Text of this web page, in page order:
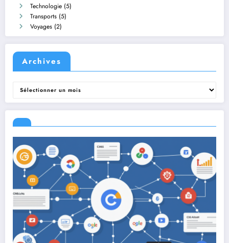
Technologie (5)
Transports (5)
Voyages (2)
Archives
Archives